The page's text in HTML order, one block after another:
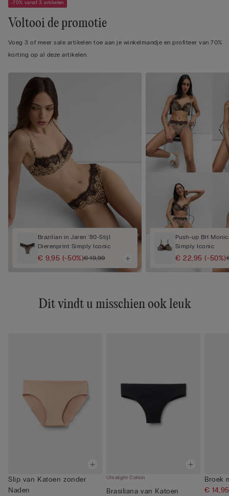
-70% vanaf 3 artikelen
Voltooi de promotie
Voeg 3 of meer sale artikelen toe aan je winkelmandje en profiteer van 70%
korting op al deze artikelen.
Brazilian in Jaren '80-Stijl
Dierenprint Simply Iconic
€ 9,95 (-50%)€ 19,90
Push-up BH
Simply Iconic
€ 22,95(-50%)
Dit vindt u misschien ook leuk
Slip van Katoen zonder
Naden
Ultralight Cotton
Brasiliana van Katoen
Broek
€